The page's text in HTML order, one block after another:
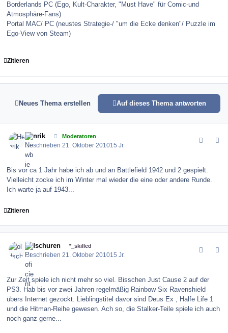
Borderlands PC (Ego, Kult-Charakter, "Must Have" für Comic-und
Atmosphäre-Fans)
Portal MAC/ PC (neustes Strategie-/ "um die Ecke denken"/ Puzzle im
Ego-View von Steam)
Zitieren
Neues Thema erstellen Auf dieses Thema antworten
Henrik Moderatoren
Geschrieben21. Oktober 201015 Jr.
Bis vor ca 1 Jahr habe ich ab und an Battlefield 1942 und 2 gespielt.
Vielleicht zocke ich im Winter mal wieder die eine oder andere Runde.
Ich warte ja auf 1943...
Zitieren
oldschuren *_skilled
Geschrieben21. Oktober 201015 Jr.
Zur Zeit spiele ich nicht mehr so viel. Bisschen Just Cause 2 auf der
PS3. Hab bis vor zwei Jahren regelmäßig Rainbow Six Ravenshield
übers Internet gezockt. Lieblingstitel davor sind Deus Ex , Halfe Life 1
und die Hitman-Reihe gewesen. Ach so, die Stalker-Teile spiele ich auch
noch ganz gerne...